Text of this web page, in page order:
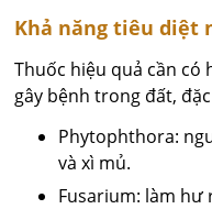
Khả năng tiêu diệt
Thuốc hiệu quả cần có
gây bệnh trong đất,
Phytophthora:
và xì mủ.
Fusarium: làm hư